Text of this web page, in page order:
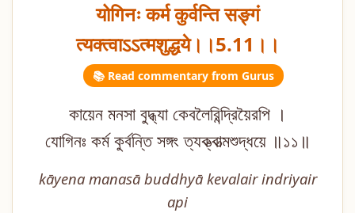
योगिनः कर्म कुर्वन्ति सङ्गं
त्यक्त्वाऽऽत्मशुद्धये।।5.11।।
📚 Read commentary from Gurus
কায়েন মনসা বুদ্ধ্যা কেবলৈরিন্দ্রিয়ৈরপি ।
যোগিনঃ কর্ম কুর্বন্তি সঙ্গং ত্যক্ত্বাত্মশুদ্ধয়ে ॥১১॥
kāyena manasā buddhyā kevalair indriyair
api